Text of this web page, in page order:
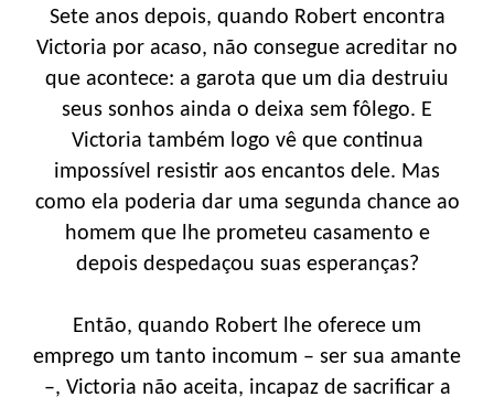
Sete anos depois, quando Robert encontra
Victoria por acaso, não consegue acreditar no
que acontece: a garota que um dia destruiu
seus sonhos ainda o deixa sem fôlego. E
Victoria também logo vê que continua
impossível resistir aos encantos dele. Mas
como ela poderia dar uma segunda chance ao
homem que lhe prometeu casamento e
depois despedaçou suas esperanças?
Então, quando Robert lhe oferece um
emprego um tanto incomum – ser sua amante
–, Victoria não aceita, incapaz de sacrificar a